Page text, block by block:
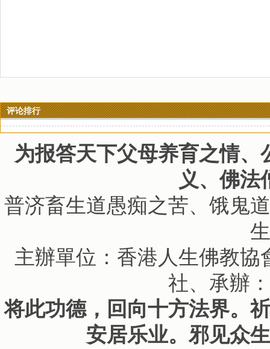
评论排行
为报答天下父母养育之情
义、佛法
普济畜生道愚痴之苦、饿鬼
主辦單位：香港人生佛教
社、承辦
将此功德，回向十方法界。
安居乐业。邪见众